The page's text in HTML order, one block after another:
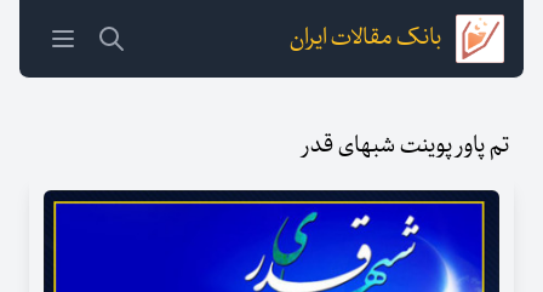
بانک مقالات ایران
تم پاور پوینت شبهای قدر